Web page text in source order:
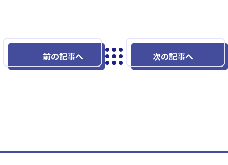
前の記事へ 次の記事へ